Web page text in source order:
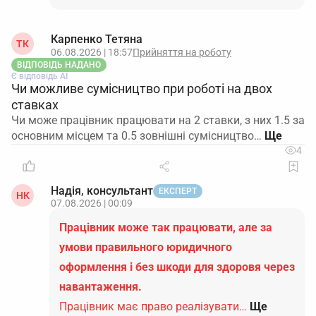
ТК Карпенко Тетяна
06.08.2026 | 18:57Прийняття на роботу
ВІДПОВІДЬ НАДАНО
Є відповідь АІ
Чи можливе сумісництво при роботі на двох
ставках
Чи може працівник працювати на 2 ставки, з них 1.5 за
основним місцем та 0.5 зовнішні сумісництво…
4
НК Надія, консультант ЕКСПЕРТ
07.08.2026 | 00:09
Працівник може так працювати, але за
умови правильного юридичного
оформлення і без шкоди для здоровя через
навантаження.
Працівник має право реалізувати… Ще